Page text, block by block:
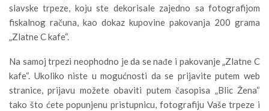
slavske trpeze, koju ste dekorisale zajedno sa fotografijom
fiskalnog računa, kao dokaz kupovine pakovanja 200 grama
„Zlatne C kafe“.
Na samoj trpezi neophodno je da se nađe i pakovanje „Zlatne C
kafe“. Ukoliko niste u mogućnosti da se prijavite putem web
stranice, prijavu možete obaviti putem časopisa „Blic Žena“
tako što ćete popunjenu pristupnicu, fotografiju Vaše trpeze i